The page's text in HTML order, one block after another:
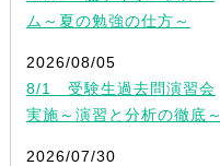
ム～夏の勉強の仕方～
2026/08/05
8/1 受験生過去問演習会
実施～演習と分析の徹底～
2026/07/30